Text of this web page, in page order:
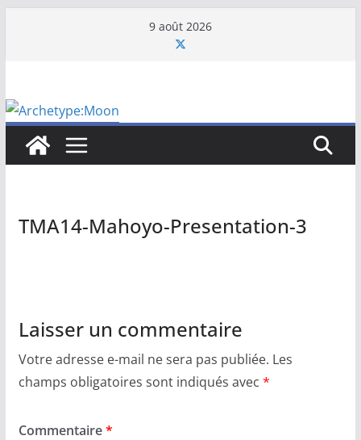
9 août 2026
TMA14-Mahoyo-Presentation-3
Laisser un commentaire
Votre adresse e-mail ne sera pas publiée. Les
champs obligatoires sont indiqués avec *
Commentaire*